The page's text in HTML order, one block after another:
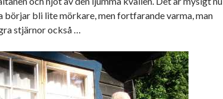
börjar bli lite mörkare, men fortfarande varma, man
stjärnor också …